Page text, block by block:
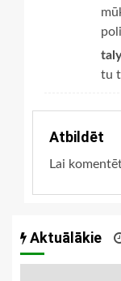
tu
Atbildēt
Lai
Aktuālākie